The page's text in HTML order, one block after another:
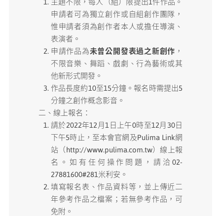
主題不限，每人（組）限提出1件作品。
申請者可為獨立創作或自組創作團隊，
惟申請者須為創作者本人或擔任導演、
表演者。
申請作品為未曾公開發表過之新創作 ，
不限音樂、舞蹈、戲劇、行為藝術或其
他新形式開發。
作品長度約10至15分鐘。報名時需提出5
分鐘之創作概念影音。
二、線上報名：
請於2022年12月1日上午0時至12月30日
下午5時止，至本會官網及Pulima Link網
站（http://www.pulima.com.tw）線上報
名。如有任何操作問題，請洽02-
27881600#281米利安。
填寫報名表、作品資料等，並上傳近二
年參考作品之檔案；若無參考作品，可
免附。